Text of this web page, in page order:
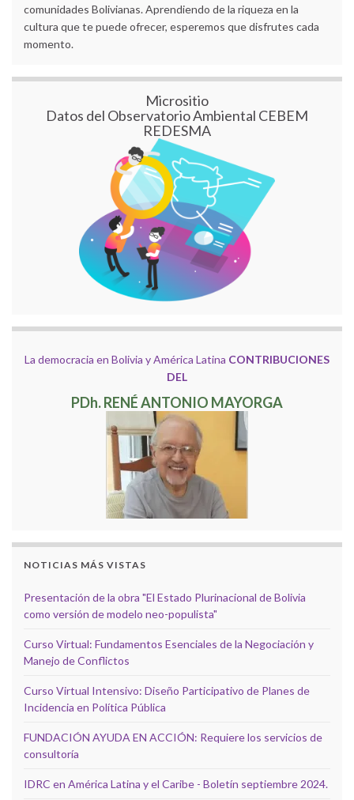
comunidades Bolivianas. Aprendiendo de la riqueza en la
cultura que te puede ofrecer, esperemos que disfrutes cada
momento.
Micrositio
Datos del Observatorio Ambiental CEBEM
REDESMA
La democracia en Bolivia y América Latina CONTRIBUCIONES
DEL
PDh. RENÉ ANTONIO MAYORGA
NOTICIAS MÁS VISTAS
Presentación de la obra "El Estado Plurinacional de Bolivia
como versión de modelo neo-populista"
Curso Virtual: Fundamentos Esenciales de la Negociación y
Manejo de Conflictos
Curso Virtual Intensivo: Diseño Participativo de Planes de
Incidencia en Política Pública
FUNDACIÓN AYUDA EN ACCIÓN: Requiere los servicios de
consultoría
IDRC en América Latina y el Caribe - Boletín septiembre 2024.